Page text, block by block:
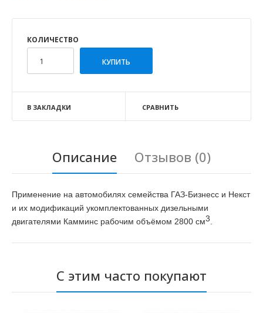
КОЛИЧЕСТВО
В ЗАКЛАДКИ СРАВНИТЬ
Описание Отзывов (0)
Применение на автомобилях семейства ГАЗ-Бизнесс и Некст
и их модификаций укомплектованных дизельными
двигателями Камминс рабочим объёмом 2800 см3
С этим часто покупают